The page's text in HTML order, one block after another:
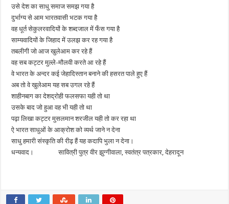
उसे देश का साधु समाज समझ गया है
दुर्भाग्य से आम भारतवासी भटक गया है
वह धूर्त सेकुलरवादियों के शब्दजाल में फँस गया है
साम्यवादियों के जिहाद में उलझ कर रह गया है
तबलीगी जो आज खुलेआम कर रहे हैं
वह सब कट्टर मुल्ले-मौलवी करते आ रहे हैं
वे भारत के अन्दर कई जेहादिस्तान बनाने की हसरत पाले हुए हैं
अब तो वे खुलेआम यह सब उगल रहे हैं
शाहीनबाग का देशद्रोही फलसफा यही तो था
उसके बाद जो हुआ वह भी यही तो था
पढ़ा लिखा कट्टर मुसलमान शरजील यही तो कर रहा था
ऐ भारत साधुओं के आक्रोश को व्यर्थ जाने न देना
साधु हमारी संस्कृति की रीढ़ हैं यह कदापि भुला न देना।
धन्यवाद। सावित्री पुत्र वीर झुग्गीवाला, स्वतंत्र पत्रकार, देहरादून